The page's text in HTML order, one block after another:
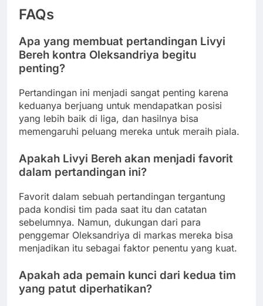
FAQs
Apa yang membuat pertandingan Livyi
Bereh kontra Oleksandriya begitu
penting?
Pertandingan ini menjadi sangat penting karena
keduanya berjuang untuk mendapatkan posisi
yang lebih baik di liga, dan hasilnya bisa
memengaruhi peluang mereka untuk meraih piala.
Apakah Livyi Bereh akan menjadi favorit
dalam pertandingan ini?
Favorit dalam sebuah pertandingan tergantung
pada kondisi tim pada saat itu dan catatan
sebelumnya. Namun, dukungan dari para
penggemar Oleksandriya di markas mereka bisa
menjadikan itu sebagai faktor penentu yang kuat.
Apakah ada pemain kunci dari kedua tim
yang patut diperhatikan?